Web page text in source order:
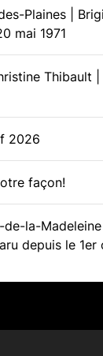
Plaines |
mai 1971
Thibault
2026
façon!
de-la-
depuis le